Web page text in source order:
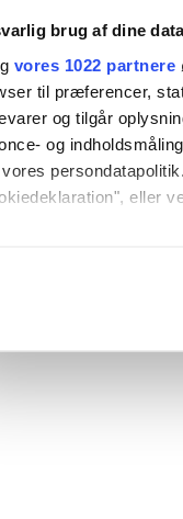
brug af dine
vores 1022 partnere
til præferencer,
og tilgår
og
vores
eller
Identificere din